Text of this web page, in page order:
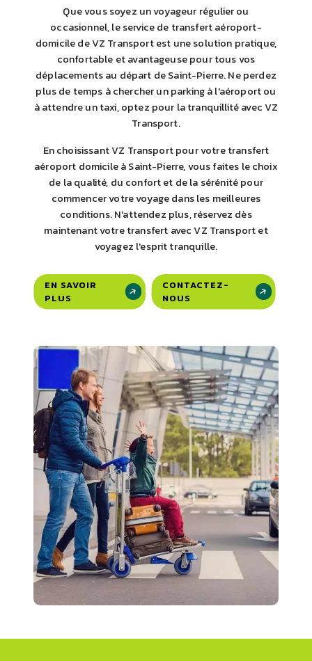
Que vous soyez un voyageur régulier ou
occasionnel, le service de transfert aéroport-
domicile de VZ Transport est une solution pratique,
confortable et avantageuse pour tous vos
déplacements au départ de Saint-Pierre. Ne perdez
plus de temps à chercher un parking à l'aéroport ou
à attendre un taxi, optez pour la tranquillité avec VZ
Transport.
En choisissant VZ Transport pour votre transfert
aéroport domicile à Saint-Pierre, vous faites le choix
de la qualité, du confort et de la sérénité pour
commencer votre voyage dans les meilleures
conditions. N'attendez plus, réservez dès
maintenant votre transfert avec VZ Transport et
voyagez l'esprit tranquille.
EN SAVOIR
PLUS
CONTACTEZ-
NOUS